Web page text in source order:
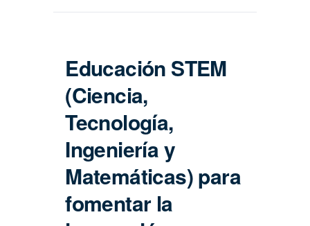
Educación STEM
(Ciencia,
Tecnología,
Ingeniería y
Matemáticas) para
fomentar la